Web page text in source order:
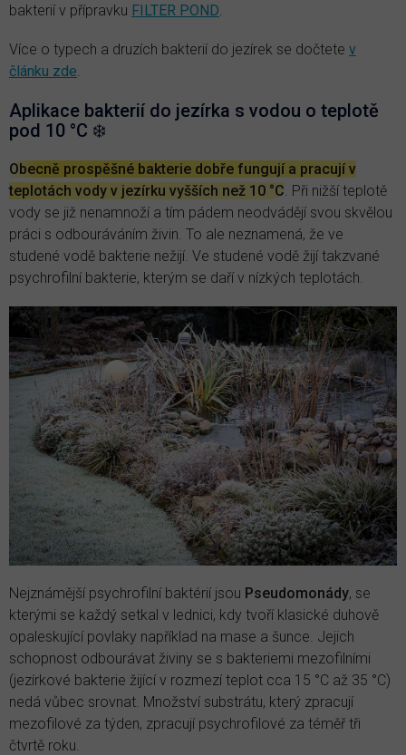
bakterií v přípravku FILTER POND.
Více o typech a druzích bakterií do jezírek se dočtete v
článku zde.
Aplikace bakterií do jezírka s vodou o teplotě
pod 10 °C ❄️
Obecně prospěšné bakterie dobře fungují a pracují v
teplotách vody v jezírku vyšších než 10 °C. Při nižší teplotě
vody se již nenamnoží a tím pádem neodvádějí svou skvělou
práci s odbouráváním živin. To ale neznamená, že ve
studené vodě bakterie nežijí. Ve studené vodě žijí takzvané
psychrofilní bakterie, kterým se daří v nízkých teplotách.
Nejznámější psychrofilní baktérií jsou Pseudomonády, se
kterými se každý setkal v lednici, kdy tvoří klasické duhově
opaleskující povlaky například na mase a šunce. Jejich
schopnost odbourávat živiny se s bakteriemi mezofilními
(jezírkové bakterie žijící v rozmezí teplot cca 15 °C až 35 °C)
nedá vůbec srovnat. Množství substrátu, který zpracují
mezofilové za týden, zpracují psychrofilové za téměř tři
čtvrtě roku.